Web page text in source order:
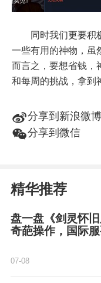
同时我们更要积
一些有用的神物，虽
而言之，要想省钱，
和每周的挑战，拿到
t分享到新浪微博
w分享到微信
精华推荐
盘一盘《剑灵怀
奇葩操作，国际
07-08